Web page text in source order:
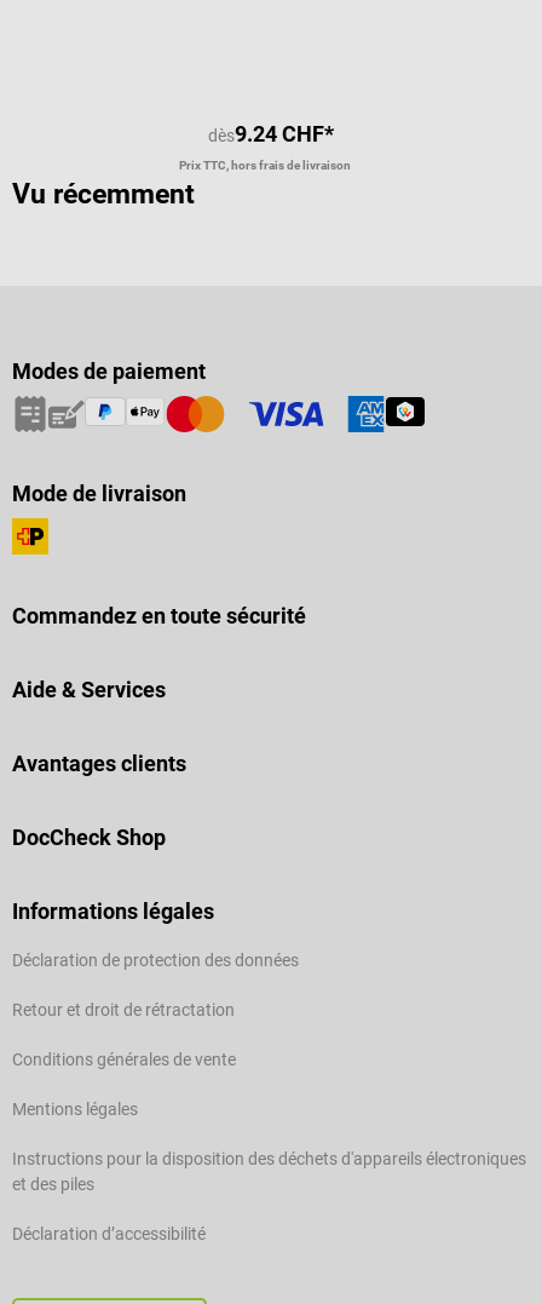
dès9.24 CHF*
Prix TTC, hors frais de livraison
Vu récemment
Modes de paiement
Mode de livraison
Commandez en toute sécurité
Aide & Services
Avantages clients
DocCheck Shop
Informations légales
Déclaration de protection des données
Retour et droit de rétractation
Conditions générales de vente
Mentions légales
Instructions pour la disposition des déchets d'appareils électroniques
et des piles
Déclaration d’accessibilité